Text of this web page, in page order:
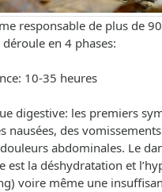
responsable de plus de
en 4 phases:
10-35 heures
digestive: les premiers
nausées, des
abdominales. Le
est la déshydratation et
voire même une